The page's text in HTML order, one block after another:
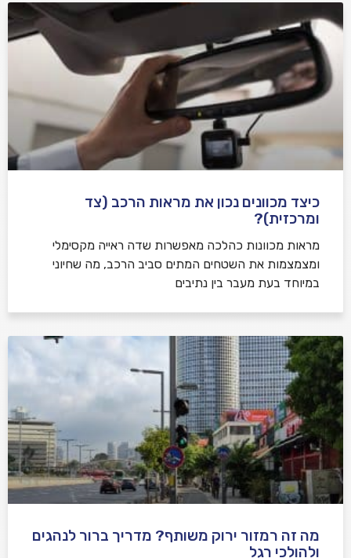
כיצד מכוונים נכון את מראות הרכב (צד
ומרכזית)?
מראות מכוונות כהלכה מאפשרות שדה ראייה מקסימלי
ומצמצמות את השטחים המתים סביב הרכב, מה שחיוני
במיוחד בעת מעבר בין נתיבים
מה זה רמזור ירוק משותף? מדריך ברור לנהגים
ולהולכי רגל